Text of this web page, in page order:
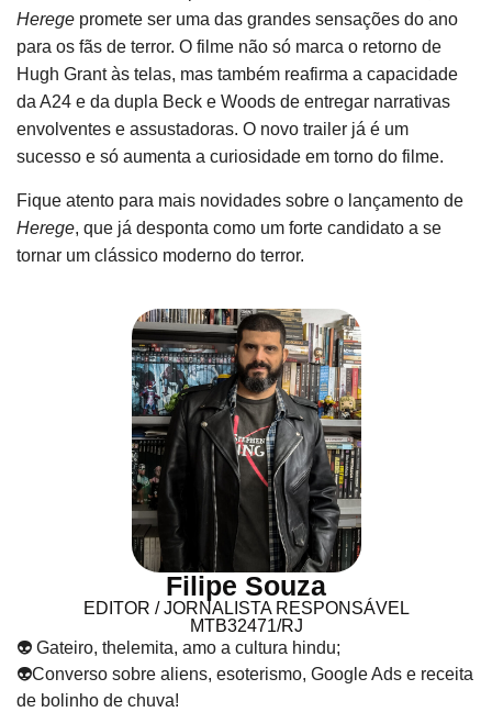
Herege promete ser uma das grandes sensações do ano
para os fãs de terror. O filme não só marca o retorno de
Hugh Grant às telas, mas também reafirma a capacidade
da A24 e da dupla Beck e Woods de entregar narrativas
envolventes e assustadoras. O novo trailer já é um
sucesso e só aumenta a curiosidade em torno do filme.
Fique atento para mais novidades sobre o lançamento de
Herege, que já desponta como um forte candidato a se
tornar um clássico moderno do terror.
Filipe Souza
EDITOR / JORNALISTA RESPONSÁVEL
MTB32471/RJ
👽 Gateiro, thelemita, amo a cultura hindu;
👽Converso sobre aliens, esoterismo, Google Ads e receita
de bolinho de chuva!